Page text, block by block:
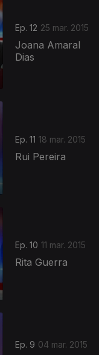
Ep. 12 25 mar. 2015
Joana Amaral
Dias
Ep. 11 18 mar. 2015
Rui Pereira
Ep. 10 11 mar. 2015
Rita Guerra
Ep. 9 04 mar. 2015